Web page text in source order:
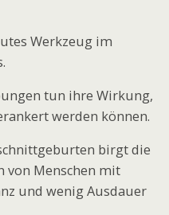
Werkzeug im
tun ihre Wirkung,
werden können.
birgt die
von Menschen mit
und wenig Ausdauer